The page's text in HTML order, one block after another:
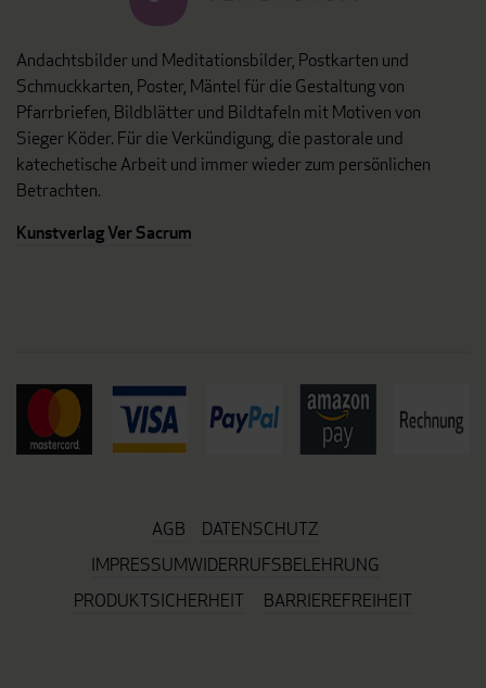
Andachtsbilder und Meditationsbilder, Postkarten und
Schmuckkarten, Poster, Mäntel für die Gestaltung von
Pfarrbriefen, Bildblätter und Bildtafeln mit Motiven von
Sieger Köder. Für die Verkündigung, die pastorale und
katechetische Arbeit und immer wieder zum persönlichen
Betrachten.
Kunstverlag Ver Sacrum
AGB
DATENSCHUTZ
IMPRESSUMWIDERRUFSBELEHRUNG
PRODUKTSICHERHEIT
BARRIEREFREIHEIT